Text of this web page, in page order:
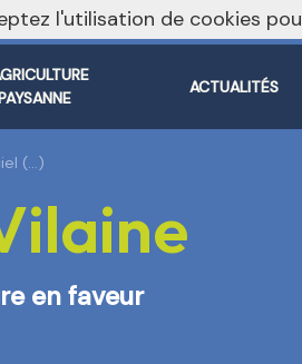
ACTUALITÉS
(…)
en faveur
l'utilisation de cookies